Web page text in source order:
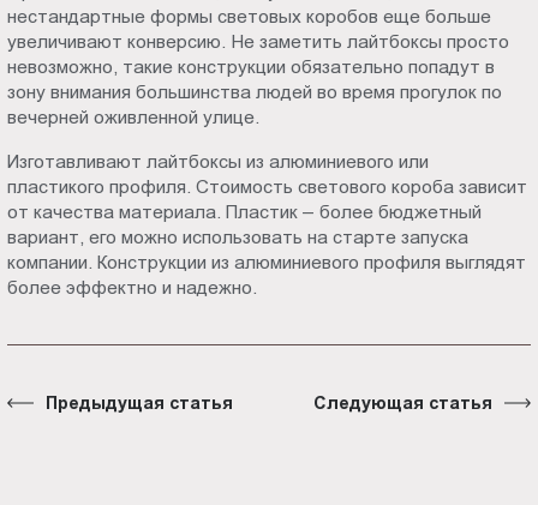
нестандартные формы световых коробов еще больше
увеличивают конверсию. Не заметить лайтбоксы просто
невозможно, такие конструкции обязательно попадут в
зону внимания большинства людей во время прогулок по
вечерней оживленной улице.
Изготавливают лайтбоксы из алюминиевого или
пластикого профиля. Стоимость светового короба зависит
от качества материала. Пластик – более бюджетный
вариант, его можно использовать на старте запуска
компании. Конструкции из алюминиевого профиля выглядят
более эффектно и надежно.
Предыдущая статья Следующая статья